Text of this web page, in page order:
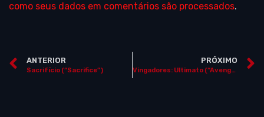
como seus dados em comentários são processados.
ANTERIOR
Sacrifício (“Sacrifice”)
PRÓXIMO
Vingadores: Ultimato (“Avengers: Endgame”)